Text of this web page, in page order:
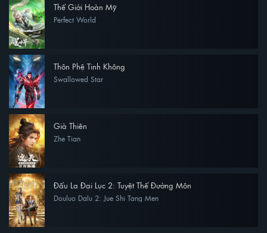
Thế Giới Hoàn Mỹ
Perfect World
Thôn Phệ Tinh Không
Swallowed Star
Già Thiên
Zhe Tian
Đấu La Đại Lục 2: Tuyệt Thế Đường Môn
Douluo Dalu 2: Jue Shi Tang Men